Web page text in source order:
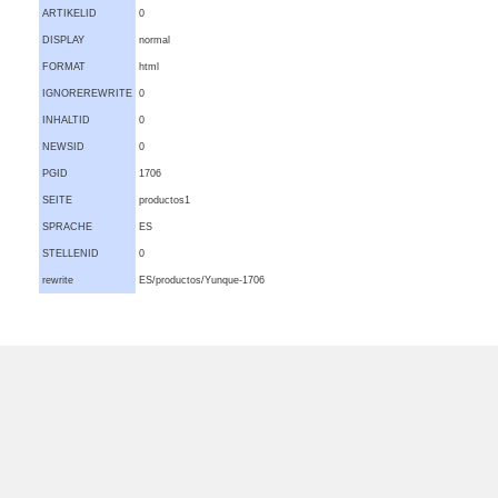
ARTIKELID 0
DISPLAY normal
FORMAT html
IGNOREREWRITE 0
INHALTID 0
NEWSID 0
PGID 1706
SEITE productos1
SPRACHE ES
STELLENID 0
rewrite ES/productos/Yunque-1706